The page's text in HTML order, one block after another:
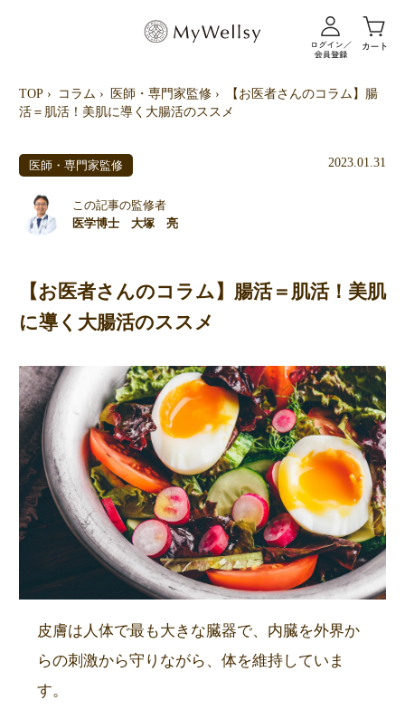
TOP コラム 医師・専門家監修
【お医者さんのコラム】腸
活＝肌活！美肌に導く大腸活のススメ
医師・専門家監修
この記事の監修者
医学博士 大塚 亮
2023.01.31
【お医者さんのコラム】腸活＝肌活！美肌
に導く大腸活のススメ
皮膚は人体で最も大きな臓器で、内臓を外界か
らの刺激から守りながら、体を維持していま
す。